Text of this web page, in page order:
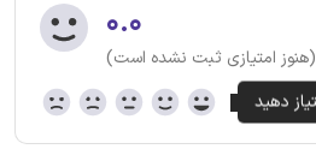
۰.۰
(هنوز امتیازی ثبت نشده است)